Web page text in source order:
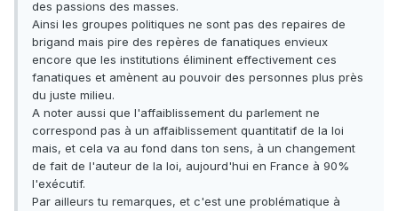
des passions des masses.
Ainsi les groupes politiques ne sont pas des repaires de
brigand mais pire des repères de fanatiques envieux
encore que les institutions éliminent effectivement ces
fanatiques et amènent au pouvoir des personnes plus près
du juste milieu.
A noter aussi que l'affaiblissement du parlement ne
correspond pas à un affaiblissement quantitatif de la loi
mais, et cela va au fond dans ton sens, à un changement
de fait de l'auteur de la loi, aujourd'hui en France à 90%
l'exécutif.
Par ailleurs tu remarques, et c'est une problématique à